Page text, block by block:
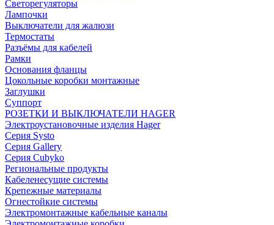
Светорегуляторы
Лампочки
Выключатели для жалюзи
Термостаты
Разъёмы для кабелей
Рамки
Основания фланцы
Цокольные коробки монтажные
Заглушки
Суппорт
РОЗЕТКИ И ВЫКЛЮЧАТЕЛИ HAGER
Электроустановочные изделия Hager
Серия Systo
Серия Gallery
Серия Cubyko
Региональные продукты
Кабеленесущие системы
Крепежные материалы
Огнестойкие системы
Электромонтажные кабельные каналы